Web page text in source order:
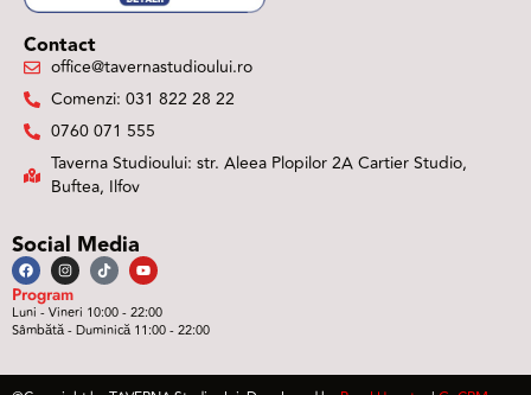
Contact
office@tavernastudioului.ro
Comenzi: 031 822 28 22
0760 071 555
Taverna Studioului: str. Aleea Plopilor 2A Cartier Studio,
Buftea, Ilfov
Social Media
Program
Luni - Vineri 10:00 - 22:00
Sâmbătă - Duminică 11:00 - 22:00